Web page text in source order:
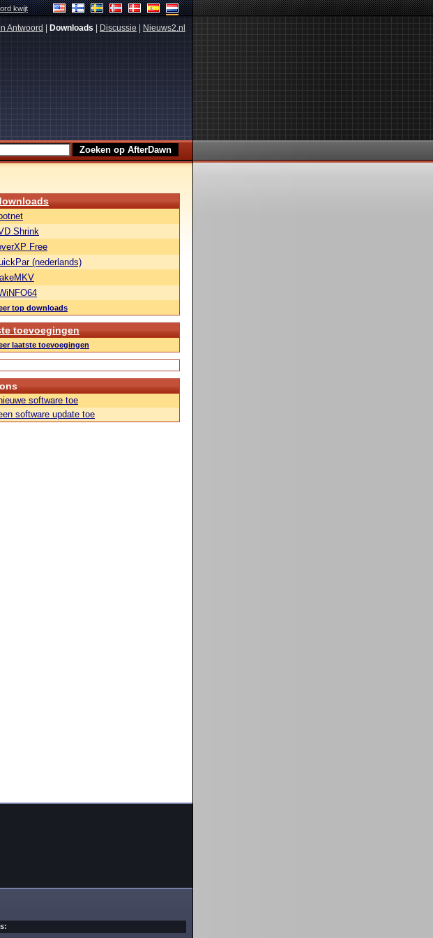
kwijt
Antwoord Downloads Discussie Nieuws2.nl
Shrink
Free
(nederlands)
top downloads
toevoegingen
laatste toevoegingen
software toe
software update toe